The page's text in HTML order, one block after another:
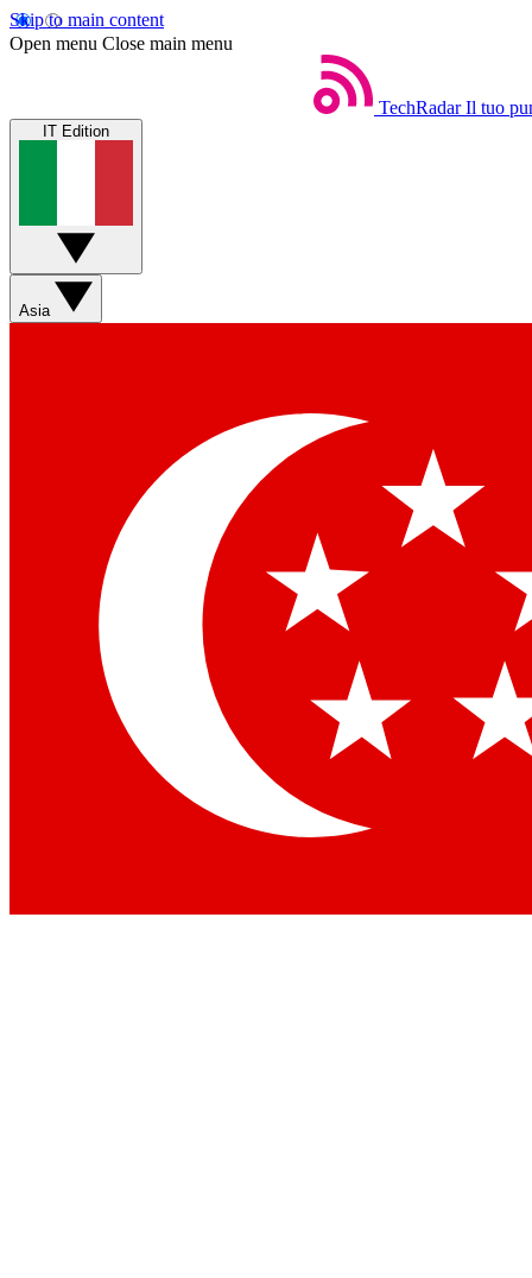
Skip to main content
Open menu Close main menu
TechRadar Il tuo
IT Edition
Asia